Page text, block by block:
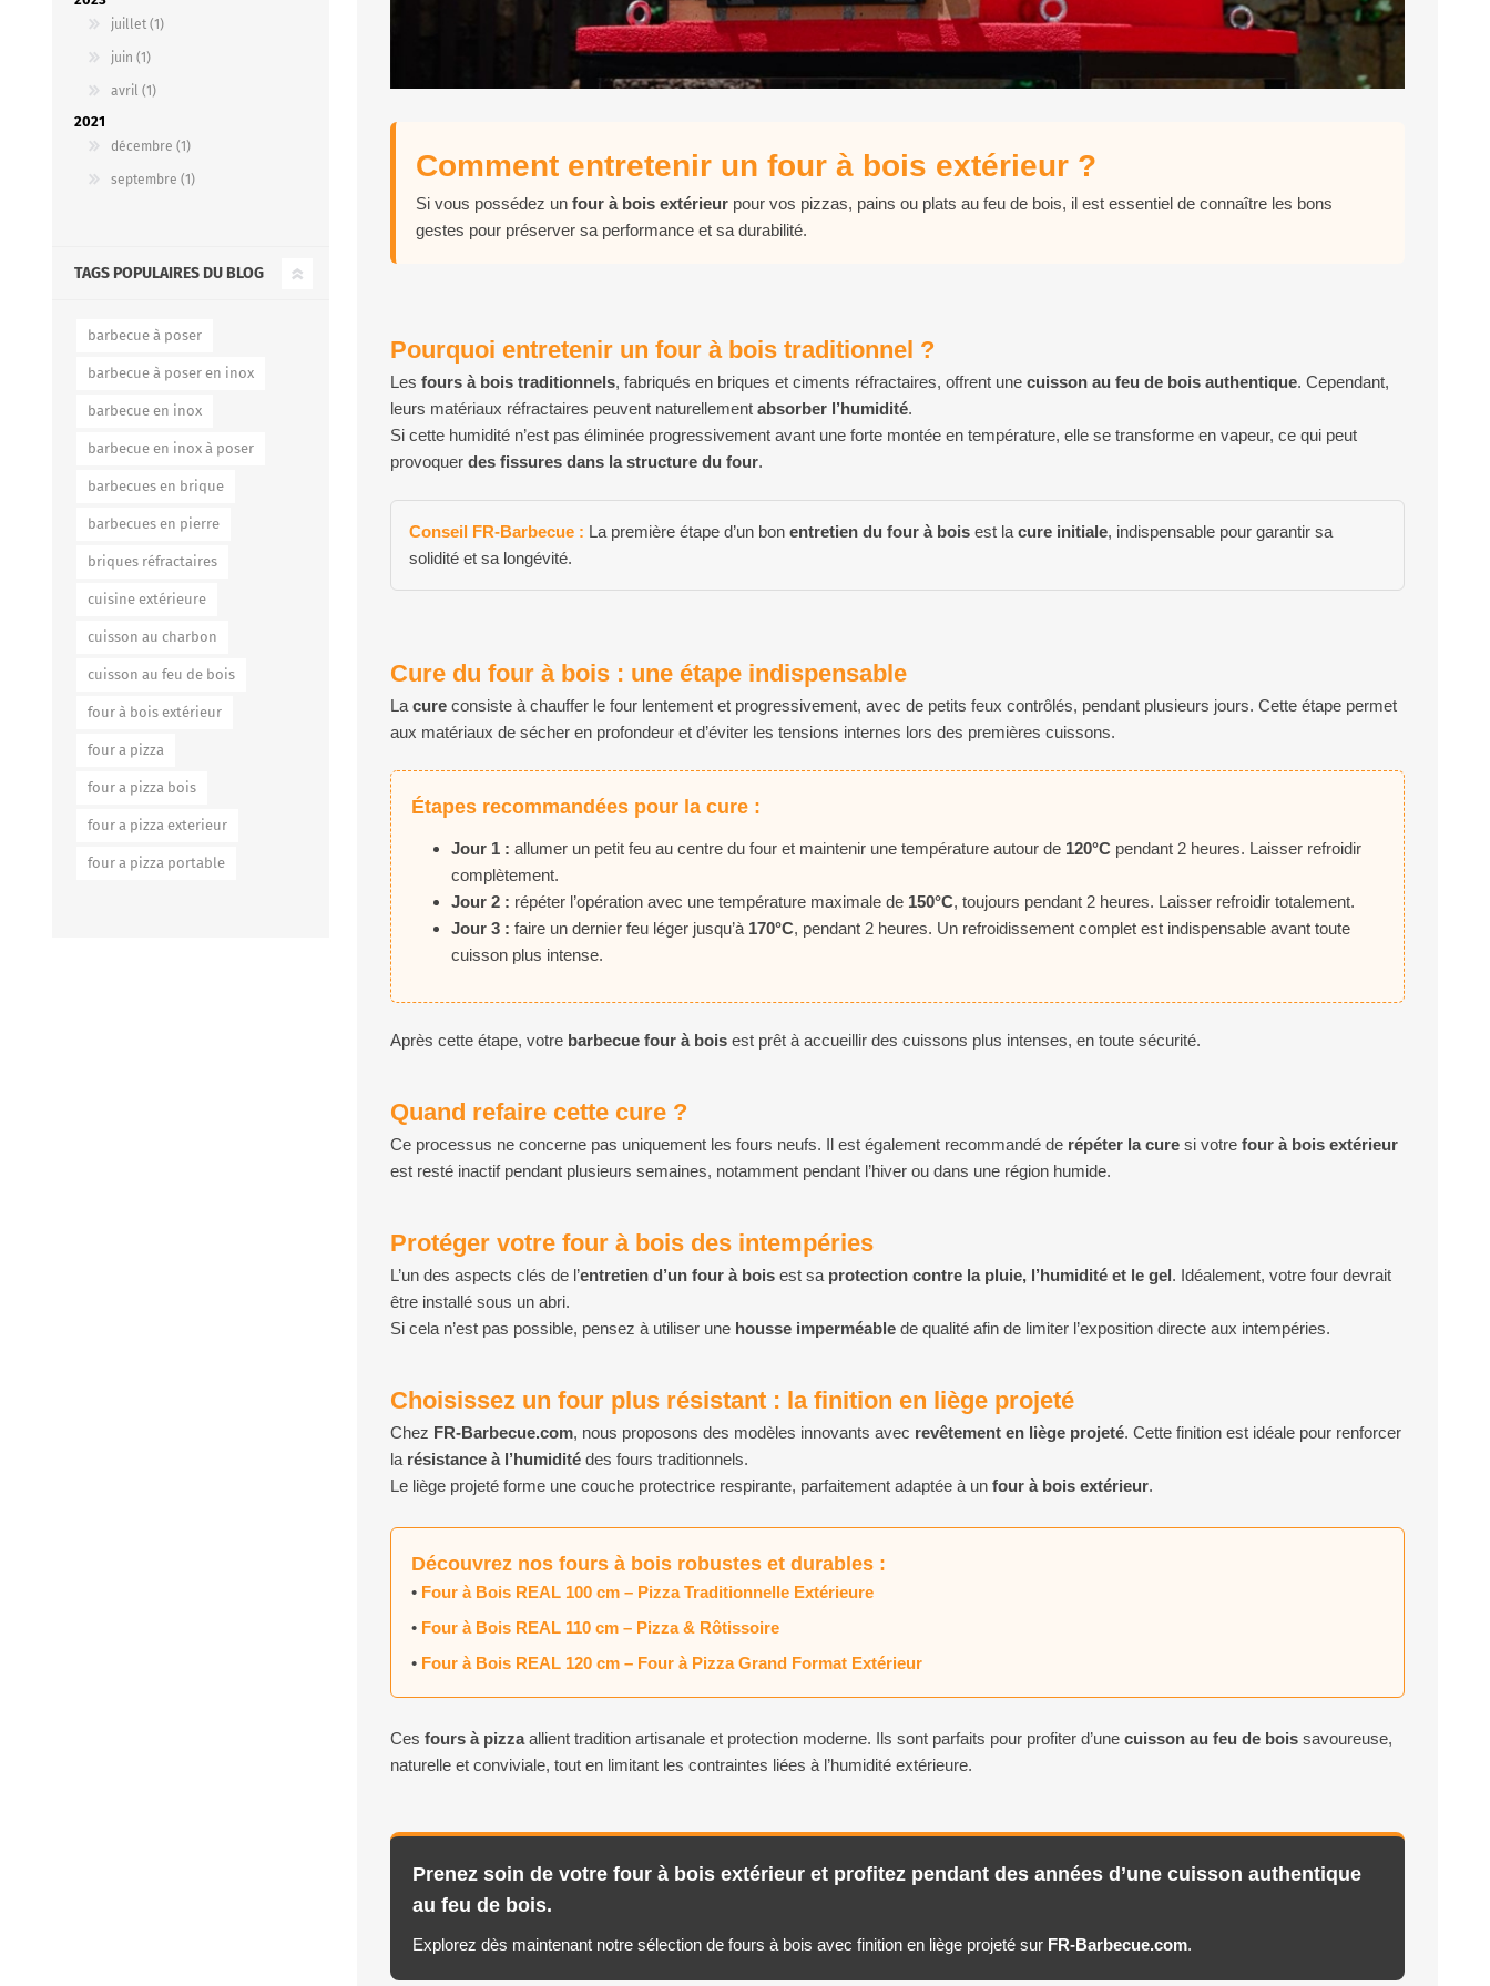
Comment entretenir un four à bois extérieur ?
Si vous possédez un four à bois extérieur pour vos pizzas, pains ou plats au feu de bois, il est essentiel de connaître les bons
gestes pour préserver sa performance et sa durabilité.
Pourquoi entretenir un four à bois traditionnel ?
Les fours à bois traditionnels, fabriqués en briques et ciments réfractaires, offrent une cuisson au feu de bois authentique. Cependant,
leurs matériaux réfractaires peuvent naturellement absorber l’humidité.
Si cette humidité n’est pas éliminée progressivement avant une forte montée en température, elle se transforme en vapeur, ce qui peut
provoquer des fissures dans la structure du four.
Conseil FR-Barbecue : La première étape d’un bon entretien du four à bois est la cure initiale, indispensable pour garantir sa
solidité et sa longévité.
Cure du four à bois : une étape indispensable
La cure consiste à chauffer le four lentement et progressivement, avec de petits feux contrôlés, pendant plusieurs jours. Cette étape permet
aux matériaux de sécher en profondeur et d’éviter les tensions internes lors des premières cuissons.
Étapes recommandées pour la cure :
Jour 1 : allumer un petit feu au centre du four et maintenir une température autour de 120°C pendant 2 heures. Laisser refroidir
complètement.
Jour 2 : répéter l’opération avec une température maximale de 150°C, toujours pendant 2 heures. Laisser refroidir totalement.
Jour 3 : faire un dernier feu léger jusqu’à 170°C, pendant 2 heures. Un refroidissement complet est indispensable avant toute
cuisson plus intense.
Après cette étape, votre barbecue four à bois est prêt à accueillir des cuissons plus intenses, en toute sécurité.
Quand refaire cette cure ?
Ce processus ne concerne pas uniquement les fours neufs. Il est également recommandé de répéter la cure si votre four à bois extérieur
est resté inactif pendant plusieurs semaines, notamment pendant l’hiver ou dans une région humide.
Protéger votre four à bois des intempéries
L’un des aspects clés de l’entretien d’un four à bois est sa protection contre la pluie, l’humidité et le gel. Idéalement, votre four devrait
être installé sous un abri.
Si cela n’est pas possible, pensez à utiliser une housse imperméable de qualité afin de limiter l’exposition directe aux intempéries.
Choisissez un four plus résistant : la finition en liège projeté
Chez FR-Barbecue.com, nous proposons des modèles innovants avec revêtement en liège projeté. Cette finition est idéale pour renforcer
la résistance à l’humidité des fours traditionnels.
Le liège projeté forme une couche protectrice respirante, parfaitement adaptée à un four à bois extérieur.
Découvrez nos fours à bois robustes et durables :
• Four à Bois REAL 100 cm – Pizza Traditionnelle Extérieure
• Four à Bois REAL 110 cm – Pizza & Rôtissoire
• Four à Bois REAL 120 cm – Four à Pizza Grand Format Extérieur
Ces fours à pizzaallient tradition artisanale et protection moderne. Ils sont parfaits pour profiter d’une cuisson au feu de bois savoureuse,
naturelle et conviviale, tout en limitant les contraintes liées à l’humidité extérieure.
Prenez soin de votre four à bois extérieur et profitez pendant des années d’une cuisson authentique
au feu de bois.
Explorez dès maintenant notre sélection de fours à bois avec finition en liège projeté sur FR-Barbecue.com.
juillet (1)
juin (1)
avril (1)
2021
décembre (1)
septembre (1)
TAGS POPULAIRES DU BLOG
barbecue à poser
barbecue à poser en inox
barbecue en inox
barbecue en inox à poser
barbecues en brique
barbecues en pierre
briques réfractaires
cuisine extérieure
cuisson au charbon
cuisson au feu de bois
four à bois extérieur
four a pizza
four a pizza bois
four a pizza exterieur
four a pizza portable